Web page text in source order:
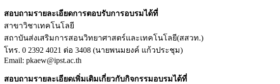
สอบถามรายละเอียดการตอบรับการอบรมได้ที่
สาขาวิชาเทคโนโลยี
สถาบันส่งเสริมการสอนวิทยาศาสตร์และเทคโนโลยี(สสวท.)
โทร. 0 2392 4021 ต่อ 3408 (นายพนมยงค์ แก้วประชุม)
Email: pkaew@ipst.ac.th
สอบถามรายละเอียดเพิ่มเติมเกี่ยวกับกิจกรรมอบรมได้ที่